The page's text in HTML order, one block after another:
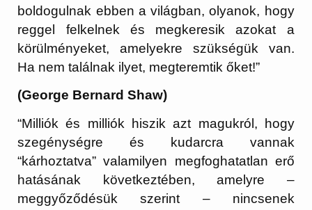
boldogulnak ebben a világban, olyanok, hogy
reggel felkelnek és megkeresik azokat a
körülményeket, amelyekre szükségük van.
Ha nem találnak ilyet, megteremtik őket!”
(George Bernard Shaw)
“Milliók és milliók hiszik azt magukról, hogy
szegénységre és kudarcra vannak
“kárhoztatva” valamilyen megfoghatatlan erő
hatásának következtében, amelyre –
meggyőződésük szerint – nincsenek